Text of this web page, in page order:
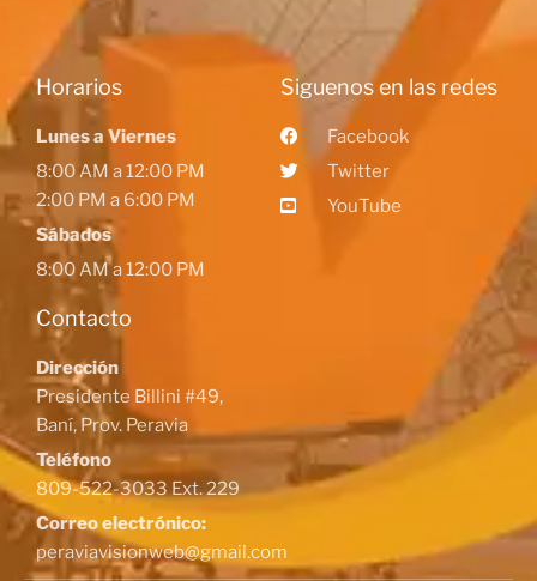
Horarios
Lunes a Viernes
8:00 AM a 12:00 PM
2:00 PM a 6:00 PM
Sábados
8:00 AM a 12:00 PM
Contacto
Dirección
Presidente Billini #49,
Baní, Prov. Peravia
Teléfono
809-522-3033 Ext. 229
Correo electrónico:
peraviavisionweb@gmail.com
Siguenos en las redes
Facebook
Twitter
YouTube